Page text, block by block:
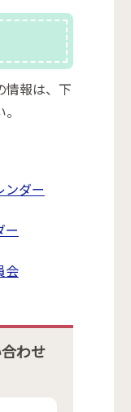
情報は、下
ンダー
ー
会
わせ